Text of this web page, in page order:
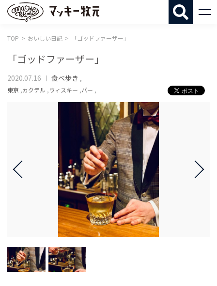
TOP おいしい日記 「ゴッドファーザー」
「ゴッドファーザー」
2020.07.16 食べ歩き ,
東京 ,カクテル ,ウィスキー ,バー ,